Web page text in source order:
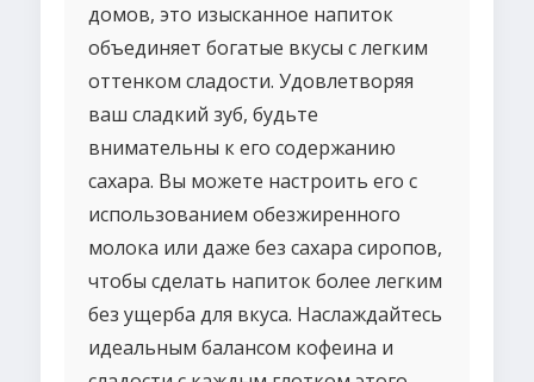
домов, это изысканное напиток
объединяет богатые вкусы с легким
оттенком сладости. Удовлетворяя
ваш сладкий зуб, будьте
внимательны к его содержанию
сахара. Вы можете настроить его с
использованием обезжиренного
молока или даже без сахара сиропов,
чтобы сделать напиток более легким
без ущерба для вкуса. Наслаждайтесь
идеальным балансом кофеина и